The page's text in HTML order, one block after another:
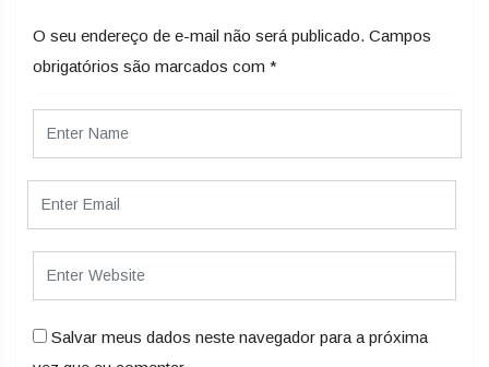
O seu endereço de e-mail não será publicado. Campos
obrigatórios são marcados com *
Salvar meus dados neste navegador para a próxima